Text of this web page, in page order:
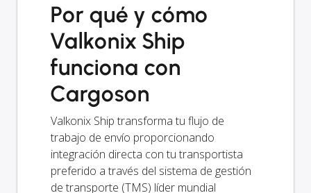
Por qué y cómo
Valkonix Ship
funciona con
Cargoson
Valkonix Ship transforma tu flujo de
trabajo de envío proporcionando
integración directa con tu transportista
preferido a través del sistema de gestión
de transporte (TMS) líder mundial